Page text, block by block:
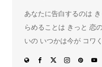
あなたに告白するのは
らめることは きっと 恋
いの いつかは今が コワ